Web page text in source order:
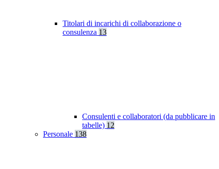
Titolari di incarichi di collaborazione o
consulenza 13
Consulenti e collaboratori (da pubblicare in
tabelle) 12
Personale 138